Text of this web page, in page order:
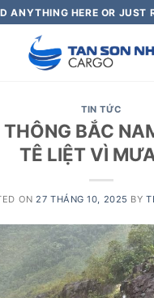
ANYTHING HERE OR JUST
TIN TỨC
THÔNG BẮC
TÊ LIỆT VÌ
ON 27 THÁNG 10, 2025 BY